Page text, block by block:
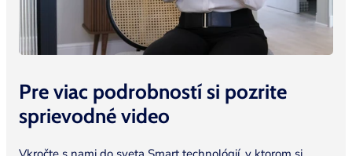
Pre viac podrobností si pozrite
sprievodné video